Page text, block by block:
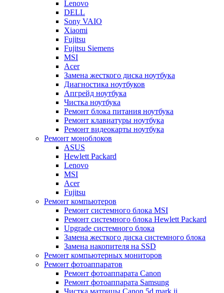
Lenovo
DELL
Sony VAIO
Xiaomi
Fujitsu
Fujitsu Siemens
MSI
Acer
Замена жесткого диска ноутбука
Диагностика ноутбуков
Апгрейд ноутбука
Чистка ноутбука
Ремонт блока питания ноутбука
Ремонт клавиатуры ноутбука
Ремонт видеокарты ноутбука
Ремонт моноблоков
ASUS
Hewlett Packard
Lenovo
MSI
Acer
Fujitsu
Ремонт компьютеров
Ремонт системного блока MSI
Ремонт системного блока Hewlett Packard
Upgrade системного блока
Замена жесткого диска системного блока
Замена накопителя на SSD
Ремонт компьютерных мониторов
Ремонт фотоаппаратов
Ремонт фотоаппарата Canon
Ремонт фотоаппарата Samsung
Чистка матрицы Canon 5d mark ii